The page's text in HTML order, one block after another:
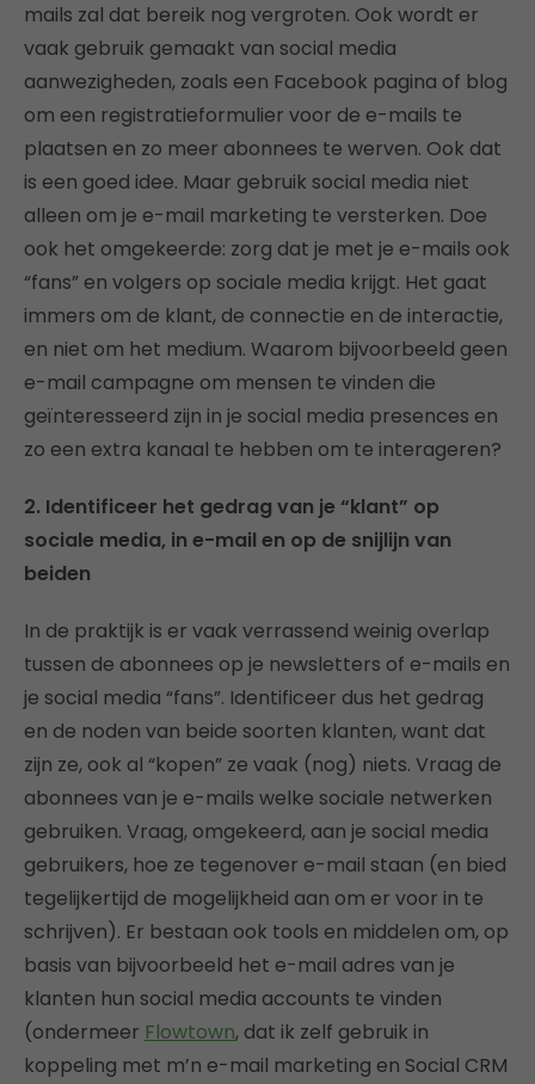
mails zal dat bereik nog vergroten. Ook wordt er
vaak gebruik gemaakt van social media
aanwezigheden, zoals een Facebook pagina of blog
om een registratieformulier voor de e-mails te
plaatsen en zo meer abonnees te werven. Ook dat
is een goed idee. Maar gebruik social media niet
alleen om je e-mail marketing te versterken. Doe
ook het omgekeerde: zorg dat je met je e-mails ook
“fans” en volgers op sociale media krijgt. Het gaat
immers om de klant, de connectie en de interactie,
en niet om het medium. Waarom bijvoorbeeld geen
e-mail campagne om mensen te vinden die
geïnteresseerd zijn in je social media presences en
zo een extra kanaal te hebben om te interageren?
2. Identificeer het gedrag van je “klant” op
sociale media, in e-mail en op de snijlijn van
beiden
In de praktijk is er vaak verrassend weinig overlap
tussen de abonnees op je newsletters of e-mails en
je social media “fans”. Identificeer dus het gedrag
en de noden van beide soorten klanten, want dat
zijn ze, ook al “kopen” ze vaak (nog) niets. Vraag de
abonnees van je e-mails welke sociale netwerken
gebruiken. Vraag, omgekeerd, aan je social media
gebruikers, hoe ze tegenover e-mail staan (en bied
tegelijkertijd de mogelijkheid aan om er voor in te
schrijven). Er bestaan ook tools en middelen om, op
basis van bijvoorbeeld het e-mail adres van je
klanten hun social media accounts te vinden
(ondermeer Flowtown, dat ik zelf gebruik in
koppeling met m’n e-mail marketing en Social CRM